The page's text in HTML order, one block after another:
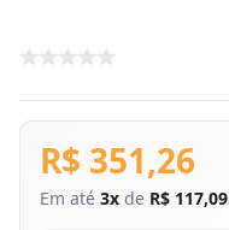
R$ 351,26
Em até 3x de R$ 117,09